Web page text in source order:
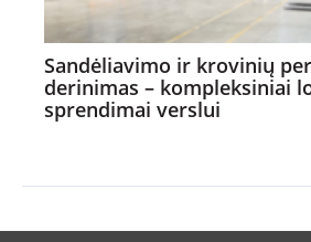
Sandėliavimo ir krovinių
derinimas – kompleksiniai
sprendimai verslui